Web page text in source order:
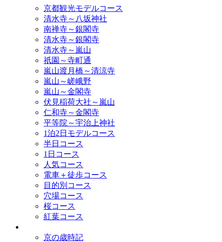
京都観光モデルコース
清水寺～八坂神社
南禅寺～銀閣寺
清水寺～銀閣寺
清水寺～嵐山
祇園～寺町通
嵐山渡月橋～清涼寺
嵐山～嵯峨野
嵐山～金閣寺
伏見稲荷大社～嵐山
仁和寺～金閣寺
平等院～宇治上神社
1泊2日モデルコース
半日コース
1日コース
人気コース
電車＋徒歩コース
目的別コース
穴場コース
桜コース
紅葉コース
京の歳時記